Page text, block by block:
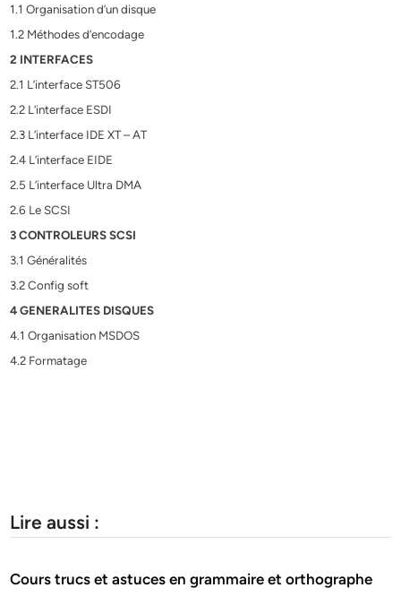
1.1 Organisation d’un disque
1.2 Méthodes d’encodage
2 INTERFACES
2.1 L’interface ST506
2.2 L’interface ESDI
2.3 L’interface IDE XT – AT
2.4 L’interface EIDE
2.5 L’interface Ultra DMA
2.6 Le SCSI
3 CONTROLEURS SCSI
3.1 Généralités
3.2 Config soft
4 GENERALITES DISQUES
4.1 Organisation MSDOS
4.2 Formatage
Lire aussi :
Cours trucs et astuces en grammaire et orthographe